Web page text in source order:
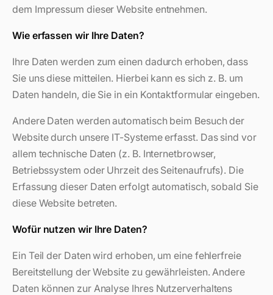
dem Impressum dieser Website entnehmen.
Wie erfassen wir Ihre Daten?
Ihre Daten werden zum einen dadurch erhoben, dass
Sie uns diese mitteilen. Hierbei kann es sich z. B. um
Daten handeln, die Sie in ein Kontaktformular eingeben.
Andere Daten werden automatisch beim Besuch der
Website durch unsere IT-Systeme erfasst. Das sind vor
allem technische Daten (z. B. Internetbrowser,
Betriebssystem oder Uhrzeit des Seitenaufrufs). Die
Erfassung dieser Daten erfolgt automatisch, sobald Sie
diese Website betreten.
Wofür nutzen wir Ihre Daten?
Ein Teil der Daten wird erhoben, um eine fehlerfreie
Bereitstellung der Website zu gewährleisten. Andere
Daten können zur Analyse Ihres Nutzerverhaltens